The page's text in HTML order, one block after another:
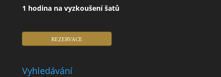
1 hodina na vyzkoušení šatů
REZERVACE
Vyhledávání